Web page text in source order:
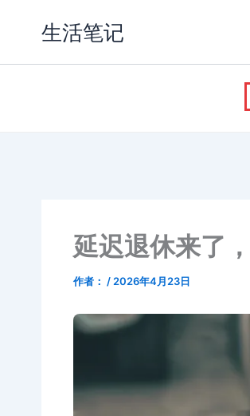
生活笔记
延迟退休来了
作者： / 2026年4月23日